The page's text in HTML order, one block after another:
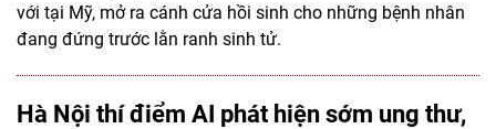
với tại Mỹ, mở ra cánh cửa hồi sinh cho những bệnh nhân
đang đứng trước lằn ranh sinh tử.
Hà Nội thí điểm AI phát hiện sớm ung thư,